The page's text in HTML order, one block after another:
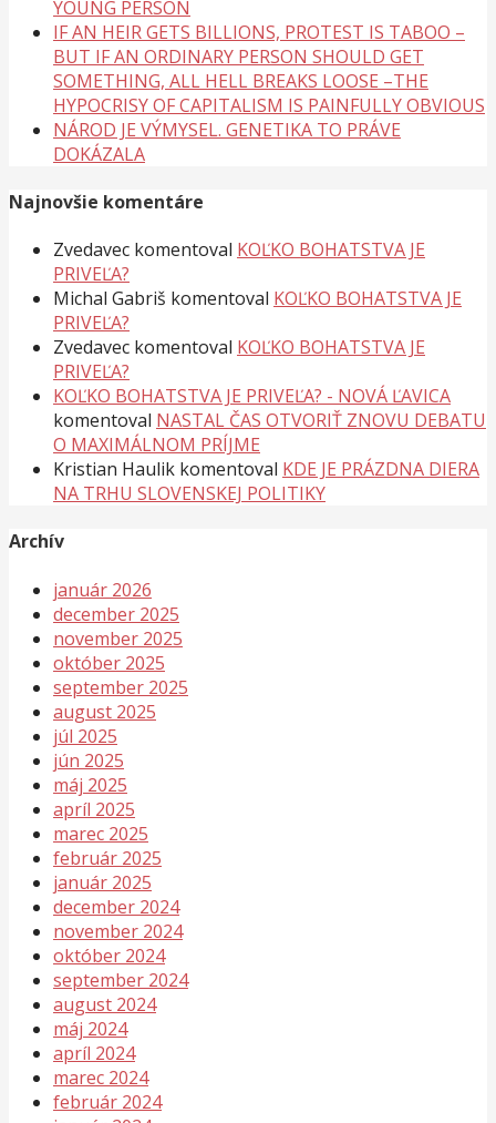
YOUNG PERSON
IF AN HEIR GETS BILLIONS, PROTEST IS TABOO –
BUT IF AN ORDINARY PERSON SHOULD GET
SOMETHING, ALL HELL BREAKS LOOSE –THE
HYPOCRISY OF CAPITALISM IS PAINFULLY OBVIOUS
NÁROD JE VÝMYSEL. GENETIKA TO PRÁVE
DOKÁZALA
Najnovšie komentáre
Zvedavec komentoval KOĽKO BOHATSTVA JE
PRIVEĽA?
Michal Gabriš komentoval KOĽKO BOHATSTVA JE
PRIVEĽA?
Zvedavec komentoval KOĽKO BOHATSTVA JE
PRIVEĽA?
KOĽKO BOHATSTVA JE PRIVEĽA? - NOVÁ ĽAVICA
komentoval NASTAL ČAS OTVORIŤ ZNOVU DEBATU
O MAXIMÁLNOM PRÍJME
Kristian Haulik komentoval KDE JE PRÁZDNA DIERA
NA TRHU SLOVENSKEJ POLITIKY
Archív
január 2026
december 2025
november 2025
október 2025
september 2025
august 2025
júl 2025
jún 2025
máj 2025
apríl 2025
marec 2025
február 2025
január 2025
december 2024
november 2024
október 2024
september 2024
august 2024
máj 2024
apríl 2024
marec 2024
február 2024